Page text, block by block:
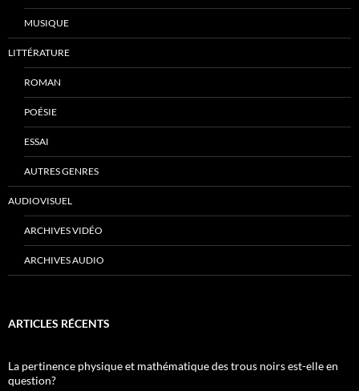
MUSIQUE
LITTÉRATURE
ROMAN
POÉSIE
ESSAI
AUTRES GENRES
AUDIOVISUEL
ARCHIVES VIDÉO
ARCHIVES AUDIO
ARTICLES RÉCENTS
La pertinence physique et mathématique des trous noirs est-elle en
question?